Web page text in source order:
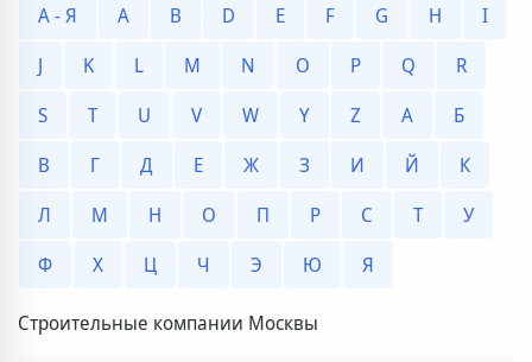
А - Я
A B D E F G H
I
J
K L M N O P Q
R
S
T U V W Y Z А
Б
В
Г Д Е Ж З И Й
К
Л
М Н О П Р С Т
У
Ф
Х Ц Ч Э Ю Я
Строительные компании Москвы